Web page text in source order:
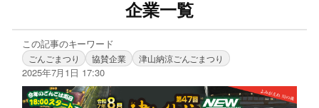
企業一覧
この記事のキーワード
ごんごまつり 協賛企業 津山納涼ごんごまつり
2025年7月1日 17:30